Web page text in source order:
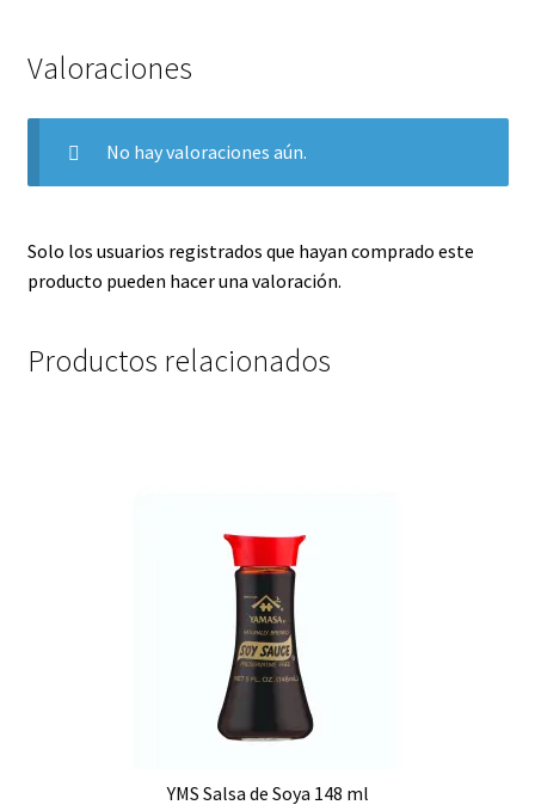
Valoraciones
No hay valoraciones aún.
Solo los usuarios registrados que hayan comprado este
producto pueden hacer una valoración.
Productos relacionados
YMS Salsa de Soya 148 ml